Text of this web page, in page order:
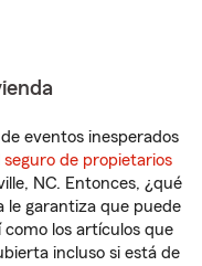
eventos inesperados
seguro de propietarios
NC. Entonces, ¿qué
le garantiza que puede
los artículos que
incluso si está de